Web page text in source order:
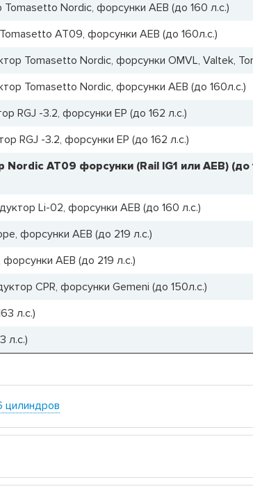
Tomasetto Nordic, форсунки AEB (до 160 л.с.)
AT09, форсунки AEB (до 160л.с.)
Tomasetto Nordic, форсунки OMVL, Valtek,
Tomasetto Nordic, форсунки AEB (до 160л.с.)
RGJ -3.2, форсунки EP (до 162 л.с.)
RGJ -3.2, форсунки EP (до 162 л.с.)
Nordic AT09 форсунки (Rail IG1 или AEB) (до
Li-02, форсунки AEB (до 160 л.с.)
форсунки AEB (до 219 л.с.)
AEB (до 219 л.с.)
CPR, форсунки Gemeni (до 150л.с.)
л.с.)
л.с.)
цилиндров